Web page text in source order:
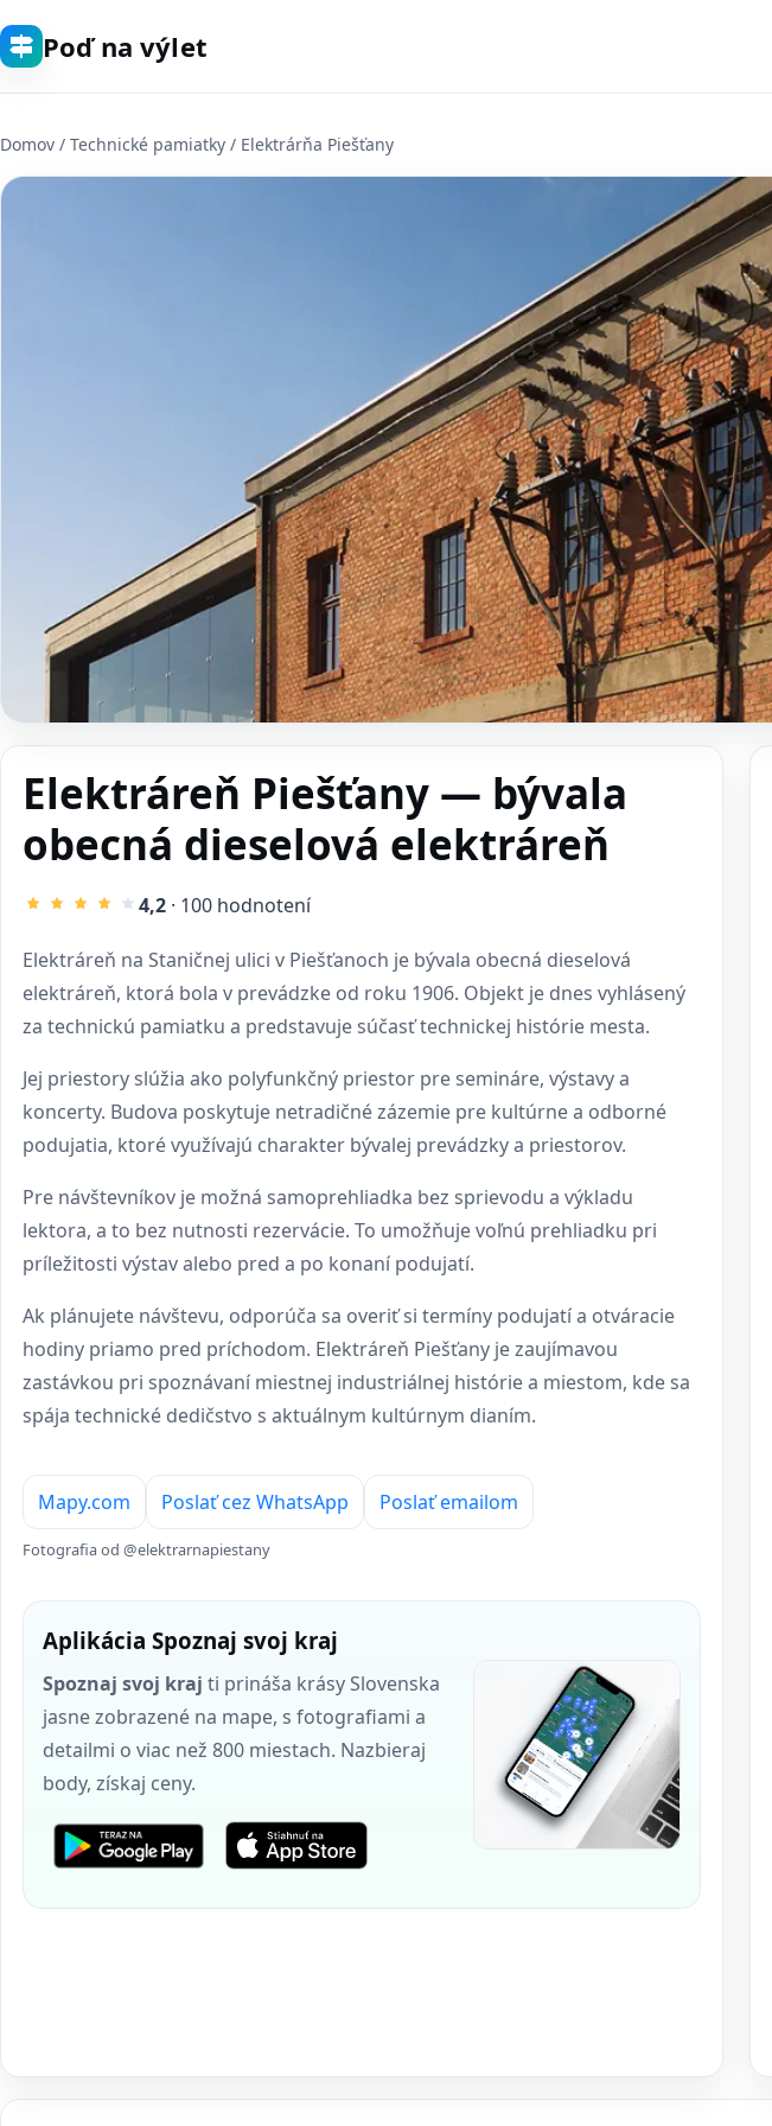
Poď na výlet
Domov / Technické pamiatky / Elektrárňa Piešťany
Elektráreň Piešťany — bývala
obecná dieselová elektráreň
4,2 · 100 hodnotení
Elektráreň na Staničnej ulici v Piešťanoch je bývala obecná dieselová
elektráreň, ktorá bola v prevádzke od roku 1906. Objekt je dnes vyhlásený
za technickú pamiatku a predstavuje súčasť technickej histórie mesta.
Jej priestory slúžia ako polyfunkčný priestor pre semináre, výstavy a
koncerty. Budova poskytuje netradičné zázemie pre kultúrne a odborné
podujatia, ktoré využívajú charakter bývalej prevádzky a priestorov.
Pre návštevníkov je možná samoprehliadka bez sprievodu a výkladu
lektora, a to bez nutnosti rezervácie. To umožňuje voľnú prehliadku pri
príležitosti výstav alebo pred a po konaní podujatí.
Ak plánujete návštevu, odporúča sa overiť si termíny podujatí a otváracie
hodiny priamo pred príchodom. Elektráreň Piešťany je zaujímavou
zastávkou pri spoznávaní miestnej industriálnej histórie a miestom, kde sa
spája technické dedičstvo s aktuálnym kultúrnym dianím.
Mapy.com Poslať cez WhatsApp Poslať emailom
Fotografia od @elektrarnapiestany
Aplikácia Spoznaj svoj kraj
Spoznaj svoj kraj ti prináša krásy Slovenska
jasne zobrazené na mape, s fotografiami a
detailmi o viac než 800 miestach. Nazbieraj
body, získaj ceny.